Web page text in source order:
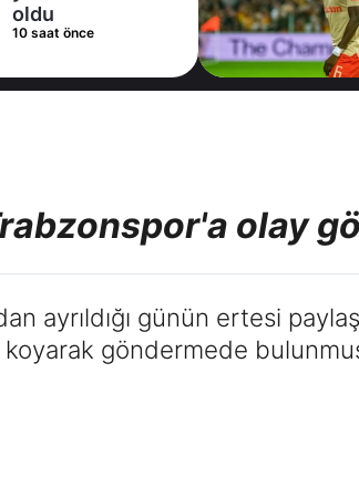
olay
ayrıldığı günün ertesi
koyarak göndermede